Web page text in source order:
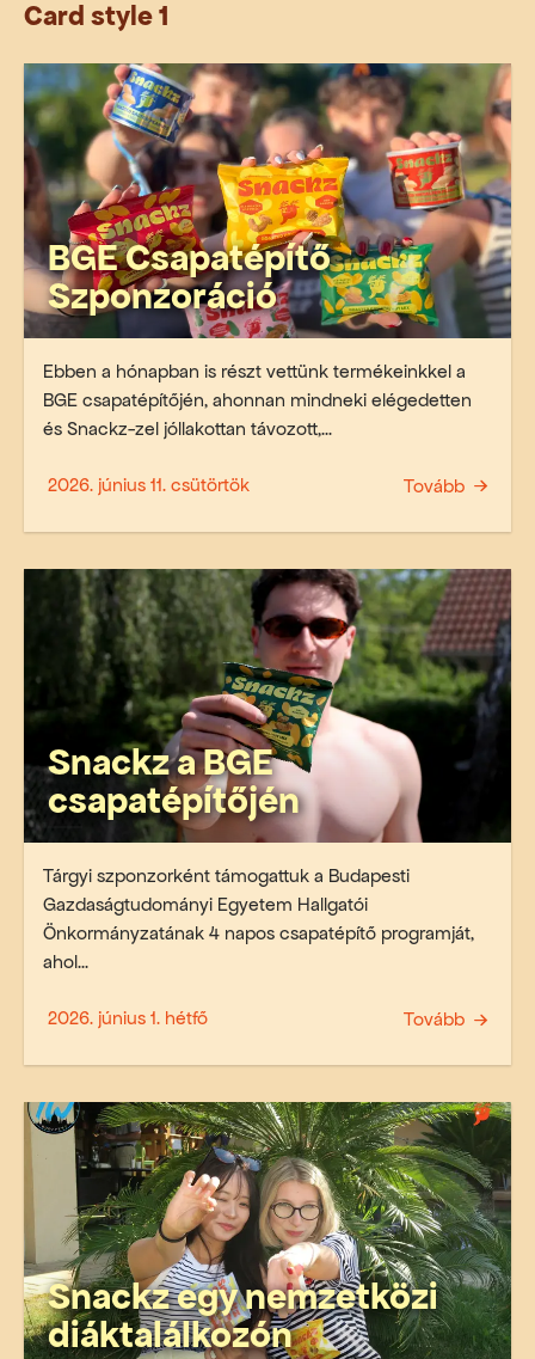
Card style 1
BGE Csapatépítő
Szponzoráció
Ebben a hónapban is részt vettünk termékeinkkel a
BGE csapatépítőjén, ahonnan mindneki elégedetten
és Snackz-zel jóllakottan távozott,...
2026. június 11. csütörtök Tovább
Snackz a BGE
csapatépítőjén
Tárgyi szponzorként támogattuk a Budapesti
Gazdaságtudományi Egyetem Hallgatói
Önkormányzatának 4 napos csapatépítő programját,
ahol...
2026. június 1. hétfő Tovább
Snackz egy nemzetközi
diáktalálkozón